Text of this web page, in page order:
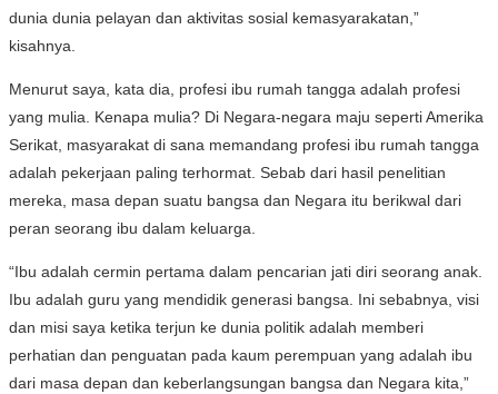
dunia dunia pelayan dan aktivitas sosial kemasyarakatan,”
kisahnya.
Menurut saya, kata dia, profesi ibu rumah tangga adalah profesi
yang mulia. Kenapa mulia? Di Negara-negara maju seperti Amerika
Serikat, masyarakat di sana memandang profesi ibu rumah tangga
adalah pekerjaan paling terhormat. Sebab dari hasil penelitian
mereka, masa depan suatu bangsa dan Negara itu berikwal dari
peran seorang ibu dalam keluarga.
“Ibu adalah cermin pertama dalam pencarian jati diri seorang anak.
Ibu adalah guru yang mendidik generasi bangsa. Ini sebabnya, visi
dan misi saya ketika terjun ke dunia politik adalah memberi
perhatian dan penguatan pada kaum perempuan yang adalah ibu
dari masa depan dan keberlangsungan bangsa dan Negara kita,”